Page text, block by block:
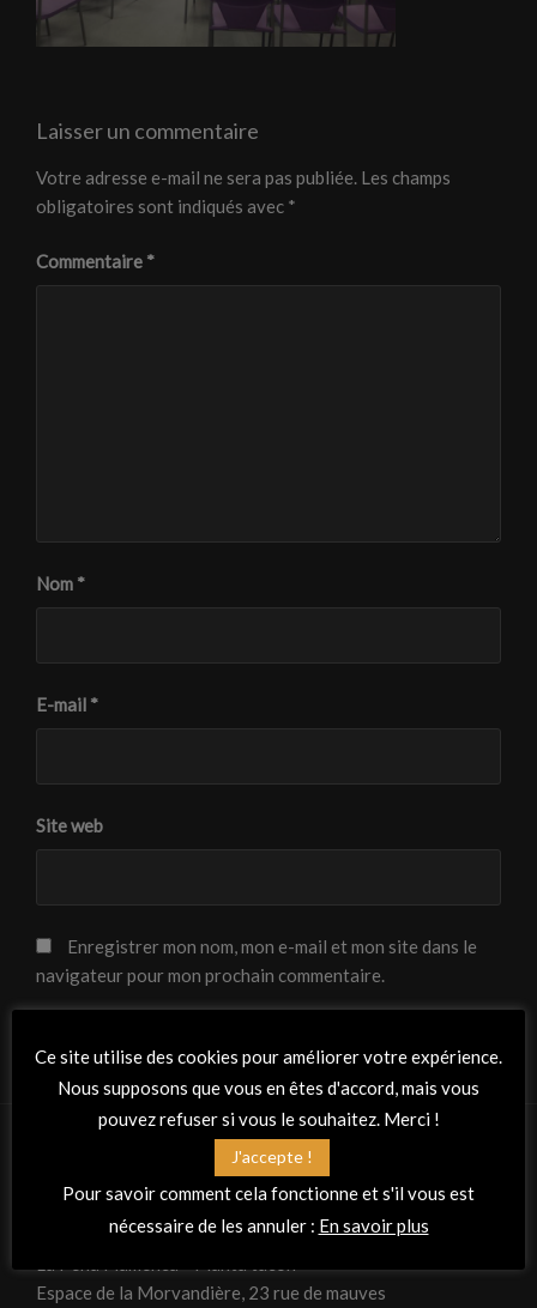
Laisser un commentaire
Votre adresse e-mail ne sera pas publiée. Les champs
obligatoires sont indiqués avec *
Commentaire *
Nom *
E-mail *
Site web
Enregistrer mon nom, mon e-mail et mon site dans le
navigateur pour mon prochain commentaire.
RETROUVEZ-NOUS
Espace de la Morvandière, 23 rue de mauves
Ce site utilise des cookies pour améliorer votre expérience.
Nous supposons que vous en êtes d'accord, mais vous
pouvez refuser si vous le souhaitez. Merci !
J'accepte !
Pour savoir comment cela fonctionne et s'il vous est
nécessaire de les annuler : En savoir plus